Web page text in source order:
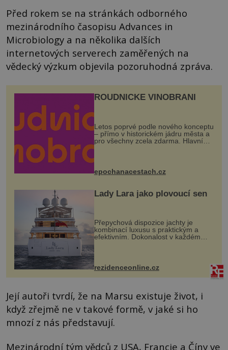
Před rokem se na stránkách odborného
mezinárodního časopisu Advances in
Microbiology a na několika dalších
internetových serverech zaměřených na
vědecký výzkum objevila pozoruhodná zpráva.
ROUDNICKÉ VINOBRANÍ
Letos poprvé podle nového konceptu
– přímo v historickém jádru města a
pro všechny zcela zdarma. Hlavní
program se odehraje na Karlově a
mohou těšit na víno, burčák, pes...
epochanacestach.cz
Lady Lara jako plovoucí sen
Přepychová dispozice jachty je
kombinací luxusu s praktickým a
efektivním. Dokonalost v každém
detailu představuje značka Fendi
Casa, kterou byly vybaveny její
paluby. Monacký přístav nabízí
každoročn...
rezidenceonline.cz
Její autoři tvrdí, že na Marsu existuje život, i
když zřejmě ne v takové formě, v jaké si ho
mnozí z nás představují.
Mezinárodní tým vědců z USA, Francie a Číny ve